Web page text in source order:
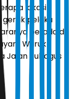
lokasi
pelaku
berada di
Wuruk
Jalan Tubagus